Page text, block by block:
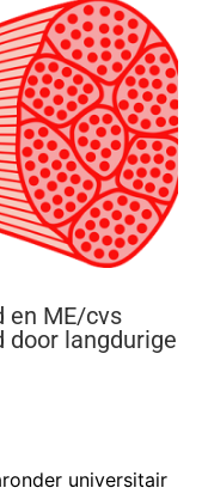
en ME/cvs
door langdurige
universitair